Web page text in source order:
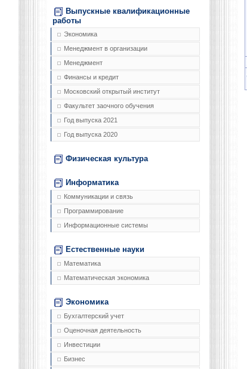
Выпускные квалификационные
работы
Экономика
Менеджмент в организации
Менеджмент
Финансы и кредит
Московский открытый институт
Факультет заочного обучения
Год выпуска 2021
Год выпуска 2020
Физическая культура
Информатика
Коммуникации и связь
Программирование
Информационные системы
Естественные науки
Математика
Математическая экономика
Экономика
Бухгалтерский учет
Оценочная деятельность
Инвестиции
Бизнес